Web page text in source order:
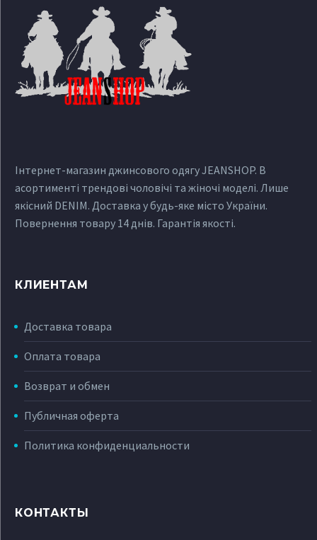
Інтернет-магазин джинсового одягу JEANSHOP. В
асортименті трендові чоловічі та жіночі моделі. Лише
якісний DENIM. Доставка у будь-яке місто України.
Повернення товару 14 днів. Гарантія якості.
КЛИЕНТАМ
Доставка товара
Оплата товара
Возврат и обмен
Публичная оферта
Политика конфиденциальности
КОНТАКТЫ